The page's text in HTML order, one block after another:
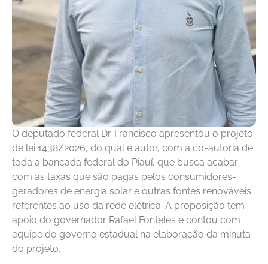
O deputado federal Dr. Francisco apresentou o projeto
de lei 1438/2026, do qual é autor, com a co-autoria de
toda a bancada federal do Piauí, que busca acabar
com as taxas que são pagas pelos consumidores-
geradores de energia solar e outras fontes renováveis
referentes ao uso da rede elétrica. A proposição tem
apoio do governador Rafael Fonteles e contou com
equipe do governo estadual na elaboração da minuta
do projeto.